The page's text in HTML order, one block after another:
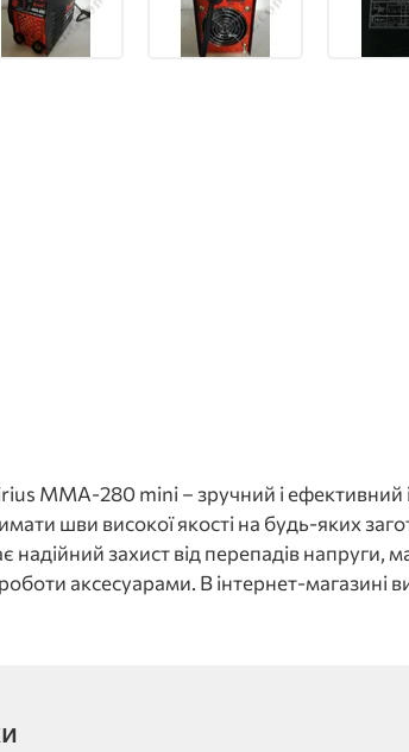
MMA-280 mini – зручний і ефективний
шви високої якості на будь-яких
захист від перепадів
аксесуарами. В інтернет-магазині